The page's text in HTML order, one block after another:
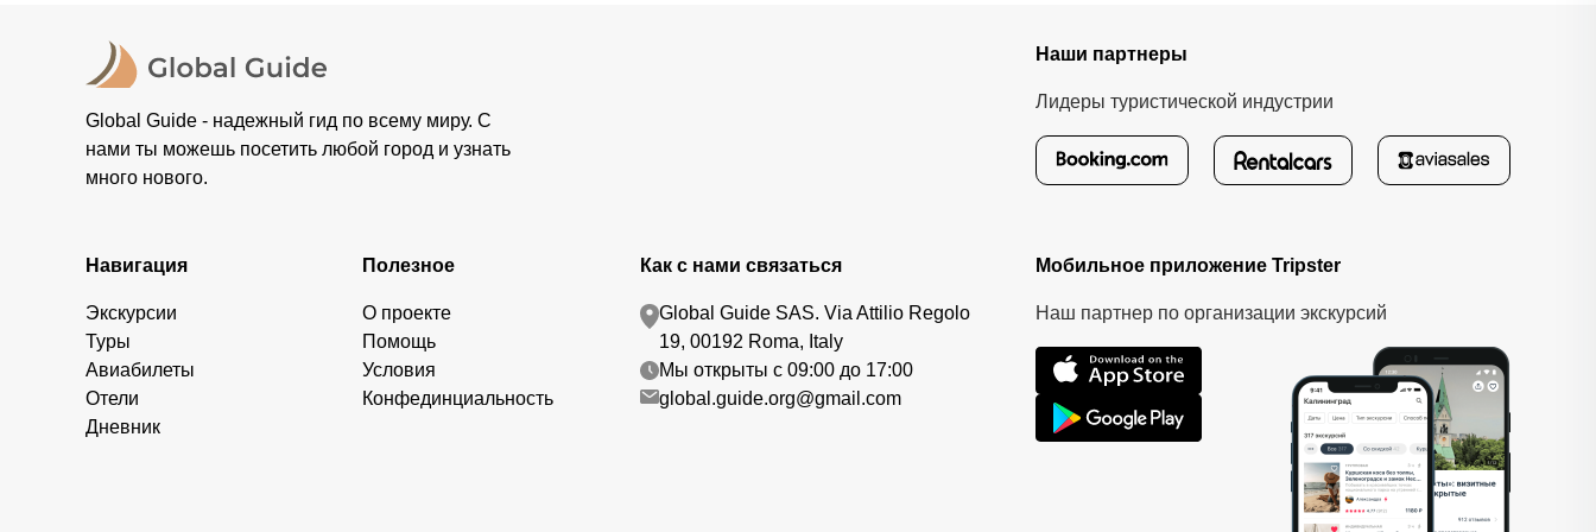
Global Guide - надежный гид по всему миру. С
нами ты можешь посетить любой город и узнать
много нового.
Наши партнеры
Лидеры туристической индустрии
Навигация
Экскурсии
Туры
Авиабилеты
Отели
Дневник
Полезное
О проекте
Помощь
Условия
Конфединциальность
Как с нами связаться
Global Guide SAS. Via Attilio Regolo
19, 00192 Roma, Italy
Мы открыты с 09:00 до 17:00
global.guide.org@gmail.com
Мобильное приложение Tripster
Наш партнер по организации экскурсий